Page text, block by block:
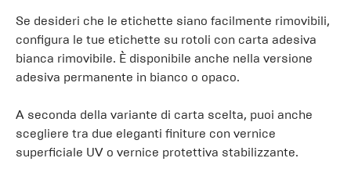
Se desideri che le etichette siano facilmente rimovibili,
configura le tue etichette su rotoli con carta adesiva
bianca rimovibile. È disponibile anche nella versione
adesiva permanente in bianco o opaco.
A seconda della variante di carta scelta, puoi anche
scegliere tra due eleganti finiture con vernice
superficiale UV o vernice protettiva stabilizzante.